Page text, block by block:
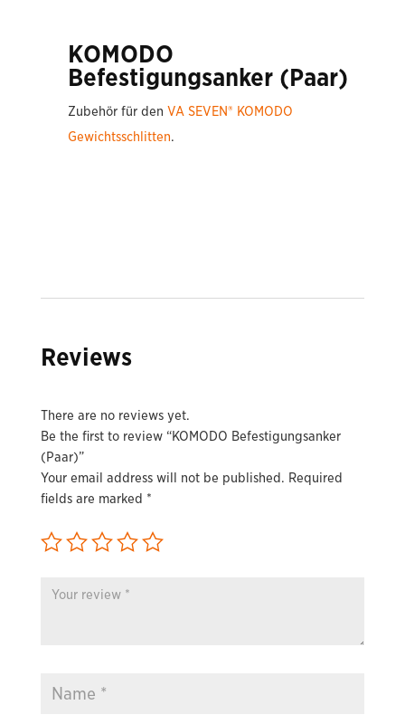
KOMODO
Befestigungsanker (Paar)
Zubehör für den VA SEVEN® KOMODO
Gewichtsschlitten.
Reviews
There are no reviews yet.
Be the first to review “KOMODO Befestigungsanker
(Paar)”
Your email address will not be published. Required
fields are marked *